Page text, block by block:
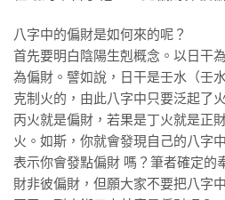
八字中的偏財是如何來的呢？
首先要明白陰陽生剋概念。以日干
為偏財。譬如說，日干是壬水（壬
克制火的，由此八字中只要泛起了
丙火就是偏財，若果是丁火就是正
火。如斯，你就會發現自己的八字
表示你會發點偏財 嗎？筆者確定
財非彼偏財，但願大家不要把八字